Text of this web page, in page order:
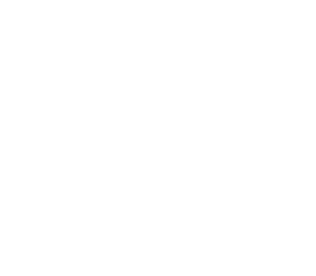
办实现两大突破
关注册领导高度评价
外资登记审批合作机制
班顺利开班
员通过创业评审
措施化“两法”衔接成效明显
局开展考核考察工作
提出六点工作要求
得新突破
亿元
牢食品安全监管防线
教育基地加示教育
范文件清理工作
动先进个人表彰